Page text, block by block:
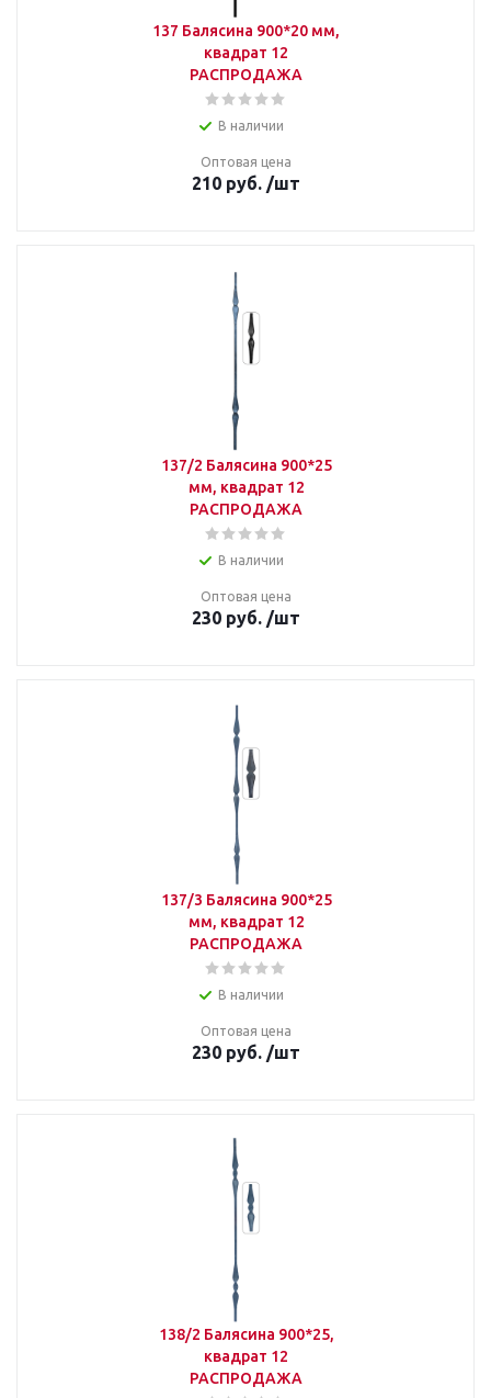
137 Балясина 900*20 мм,
квадрат 12
РАСПРОДАЖА
В наличии
Оптовая цена
210 руб. /шт
137/2 Балясина 900*25
мм, квадрат 12
РАСПРОДАЖА
В наличии
Оптовая цена
230 руб. /шт
137/3 Балясина 900*25
мм, квадрат 12
РАСПРОДАЖА
В наличии
Оптовая цена
230 руб. /шт
138/2 Балясина 900*25,
квадрат 12
РАСПРОДАЖА